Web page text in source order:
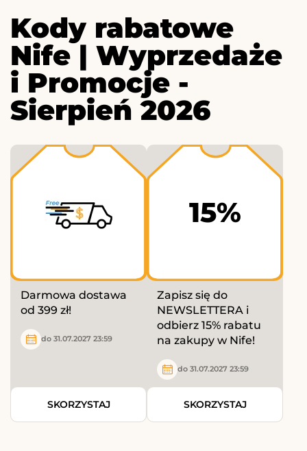
Kody rabatowe
Nife | Wyprzedaże
i Promocje -
Sierpień 2026
Darmowa dostawa
od 399 zł!
do 31.07.2027 23:59
SKORZYSTAJ
15%
Zapisz się do
NEWSLETTERA i
odbierz 15% rabatu
na zakupy w Nife!
do 31.07.2027 23:59
SKORZYSTAJ